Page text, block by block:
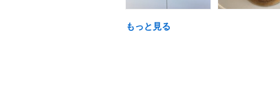
もっと見る